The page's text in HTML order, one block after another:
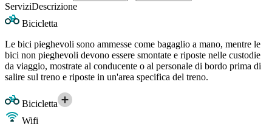
ServiziDescrizione
Bicicletta
Le bici pieghevoli sono ammesse come bagaglio a mano, mentre le
bici non pieghevoli devono essere smontate e riposte nelle custodie
da viaggio, mostrate al conducente o al personale di bordo prima di
salire sul treno e riposte in un'area specifica del treno.
Bicicletta
Wifi